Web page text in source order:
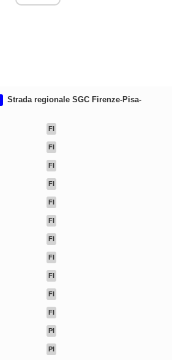
Strada regionale SGC Firenze-Pisa-
FI
FI
FI
FI
FI
FI
FI
FI
FI
FI
FI
PI
PI